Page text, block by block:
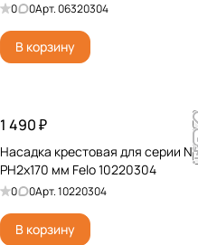
0 0Арт.06320304
В корзину
1 490 ₽
Насадка крестовая для серии
PH2x170 мм Felo 10220304
0 0Арт.10220304
В корзину